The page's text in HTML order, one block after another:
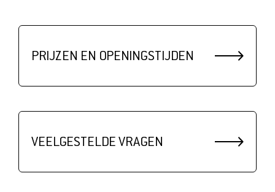
PRIJZEN EN OPENINGSTIJDEN
VEELGESTELDE VRAGEN